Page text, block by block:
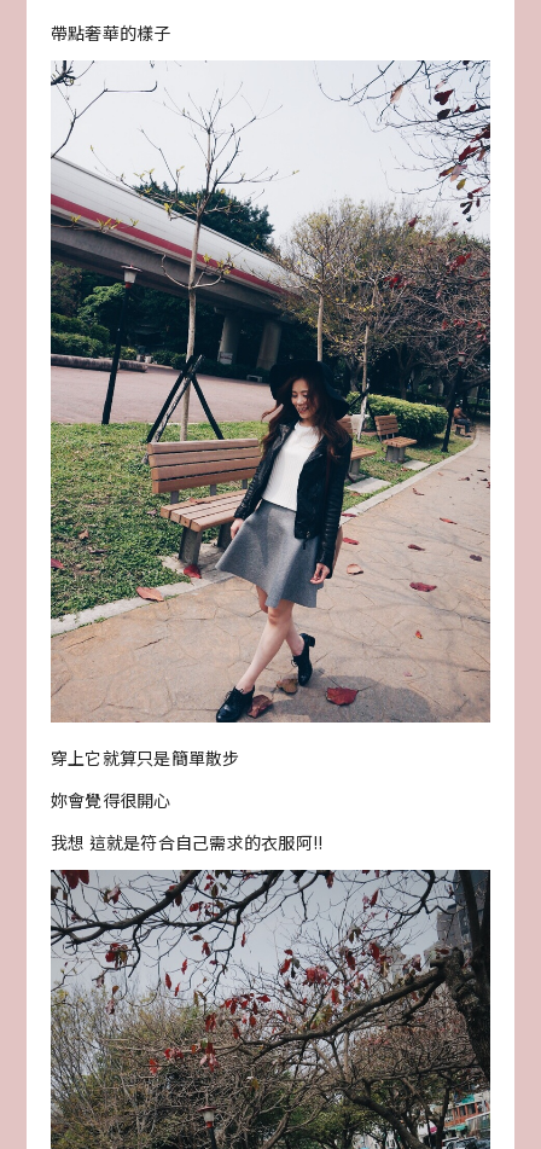
帶點奢華的樣子
穿上它就算只是簡單散步
妳會覺得很開心
我想 這就是符合自己需求的衣服阿!!